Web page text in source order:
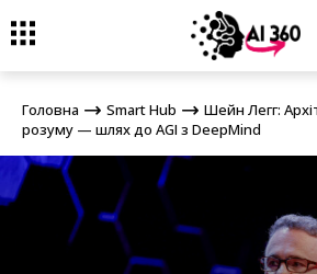
Головна
Шейн Легг:
— шлях до AGI з DeepMind
Головна Smart Hub
Шейн Легг:
розуму — шлях до AGI з DeepMind